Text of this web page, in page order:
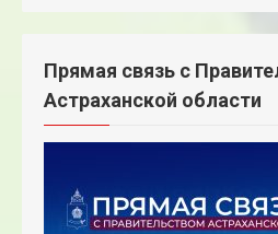
Прямая связь с
Астраханской области